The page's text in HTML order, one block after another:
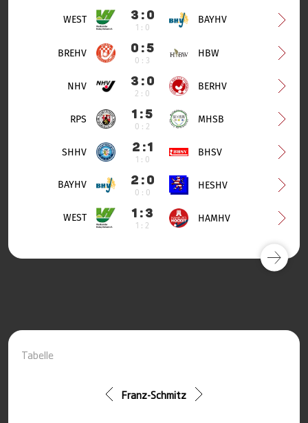
WEST 3 : 0
1 : 0
BAYHV
BREHV 0 : 5
0 : 3
HBW
NHV 3 : 0
2 : 0
BERHV
RPS 1 : 5
0 : 2
MHSB
SHHV 2 : 1
1 : 0
BHSV
BAYHV 2 : 0
0 : 0
HESHV
WEST 1 : 3
1 : 2
HAMHV
Tabelle
Franz-Schmitz